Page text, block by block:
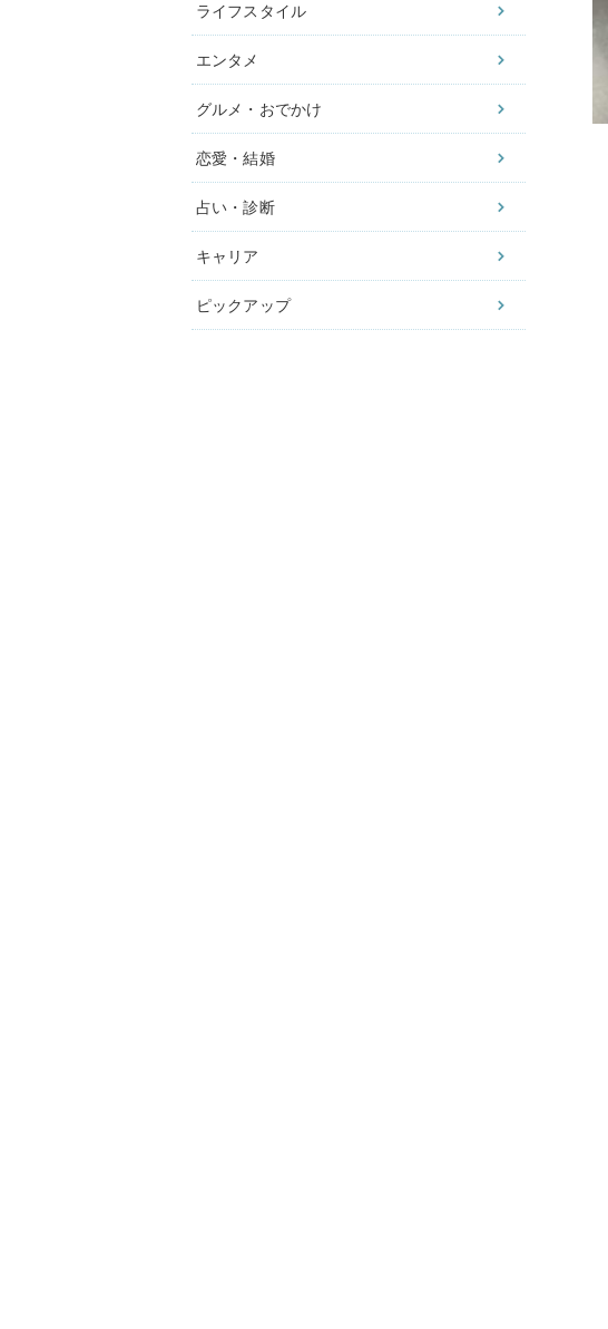
ライフスタイル
エンタメ
グルメ・おでかけ
恋愛・結婚
占い・診断
キャリア
ピックアップ